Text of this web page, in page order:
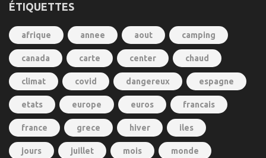
ÉTIQUETTES
afrique annee aout camping
canada carte center chaud
climat covid dangereux espagne
etats europe euros francais
france grece hiver iles
jours juillet mois monde